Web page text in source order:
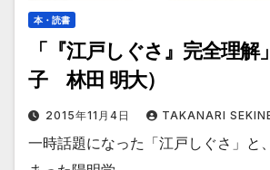
本・読書
「『江戸しぐさ』完全理解
子 林田 明大）
2015年11月4日 TAKANARI
一時話題になった「江戸しぐさ」と